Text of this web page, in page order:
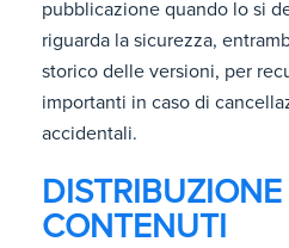
pubblicazione quando lo si
riguarda la sicurezza,
storico delle versioni, per
importanti in caso di
accidentali.
CONTENUTI